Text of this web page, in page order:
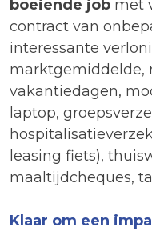
boeiende job met
contract van
interessante
marktgemiddelde,
vakantiedagen,
laptop,
leasing fiets),
maaltijdcheques,
Klaar om een